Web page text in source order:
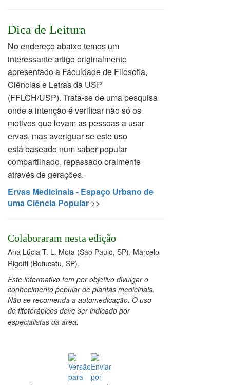
Dica de Leitura
No endereço abaixo temos um
interessante artigo originalmente
apresentado à Faculdade de Filosofia,
Ciências e Letras da USP
(FFLCH/USP). Trata-se de uma pesquisa
onde a intenção é verificar não só os
motivos que levam as pessoas a usar
ervas, mas averiguar se este uso
estábaseado num saber popular
compartilhado, repassado oralmente
através de gerações.
Ervas Medicinais - Espaço Urbano de
uma Ciência Popular >>
Colaboraram nesta edição
Ana Lúcia T. L. Mota (São Paulo, SP), Marcelo
Rigotti (Botucatu, SP).
Este informativo tem por objetivo divulgar o
conhecimento popular de plantas medicinais.
Não se recomenda a automedicação. O uso
de fitoterápicos deve ser indicado por
especialistas da área.